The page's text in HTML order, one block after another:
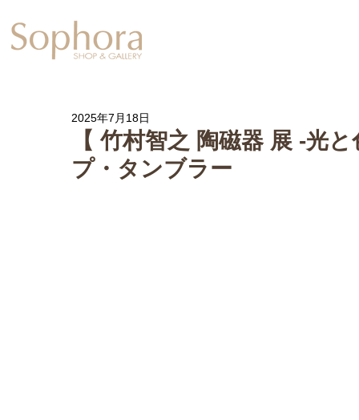
【 竹村智之 陶磁器 展 -光
プ・タンブラー
2025年7月18日